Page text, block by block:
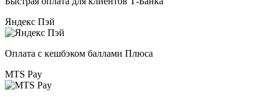
Яндекс Пэй
Оплата с кешбэком баллами Плюса
MTS Pay